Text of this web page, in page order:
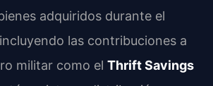
adquiridos durante el
las contribuciones a
militar como el Thrift Savings